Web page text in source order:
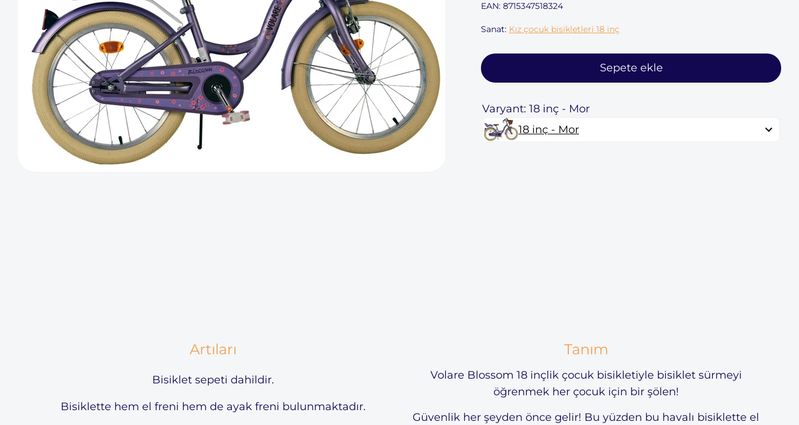
EAN: 8715347518324
Sanat: Kız çocuk bisikletleri 18 inç
Sepete ekle
Varyant: 18 inç - Mor
18 inç - Mor
Artıları
Bisiklet sepeti dahildir.
Bisiklette hem el freni hem de ayak freni bulunmaktadır.
Tanım
Volare Blossom 18 inçlik çocuk bisikletiyle bisiklet sürmeyi
öğrenmek her çocuk için bir şölen!
Güvenlik her şeyden önce gelir! Bu yüzden bu havalı bisiklette el